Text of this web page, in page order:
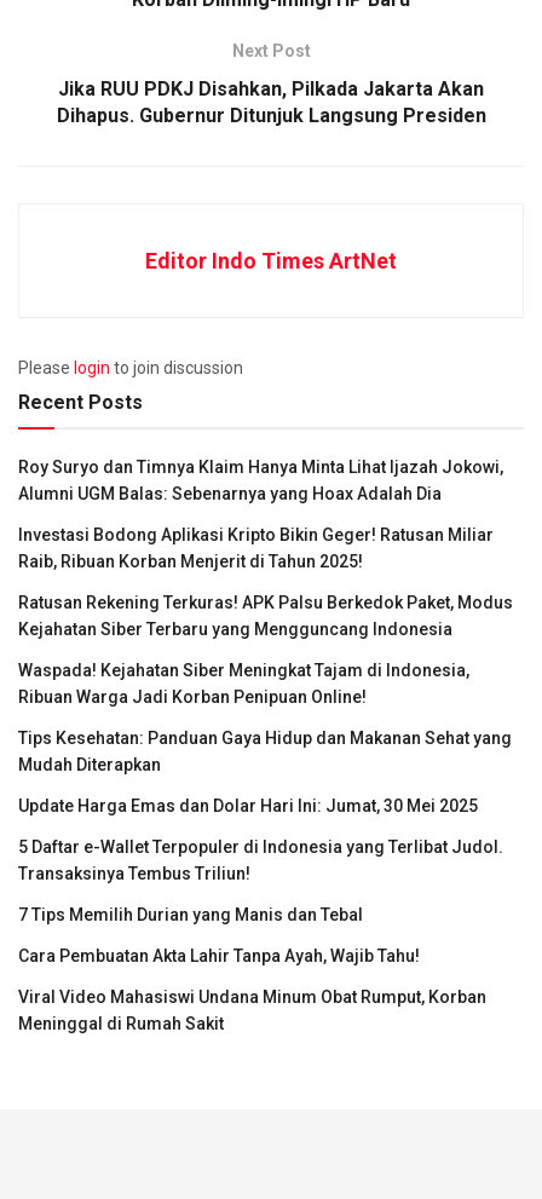
Next Post
Jika RUU PDKJ Disahkan, Pilkada Jakarta Akan
Dihapus. Gubernur Ditunjuk Langsung Presiden
Editor Indo Times ArtNet
Please login to join discussion
Recent Posts
Roy Suryo dan Timnya Klaim Hanya Minta Lihat Ijazah Jokowi,
Alumni UGM Balas: Sebenarnya yang Hoax Adalah Dia
Investasi Bodong Aplikasi Kripto Bikin Geger! Ratusan Miliar
Raib, Ribuan Korban Menjerit di Tahun 2025!
Ratusan Rekening Terkuras! APK Palsu Berkedok Paket, Modus
Kejahatan Siber Terbaru yang Mengguncang Indonesia
Waspada! Kejahatan Siber Meningkat Tajam di Indonesia,
Ribuan Warga Jadi Korban Penipuan Online!
Tips Kesehatan: Panduan Gaya Hidup dan Makanan Sehat yang
Mudah Diterapkan
Update Harga Emas dan Dolar Hari Ini: Jumat, 30 Mei 2025
5 Daftar e-Wallet Terpopuler di Indonesia yang Terlibat Judol.
Transaksinya Tembus Triliun!
7 Tips Memilih Durian yang Manis dan Tebal
Cara Pembuatan Akta Lahir Tanpa Ayah, Wajib Tahu!
Viral Video Mahasiswi Undana Minum Obat Rumput, Korban
Meninggal di Rumah Sakit